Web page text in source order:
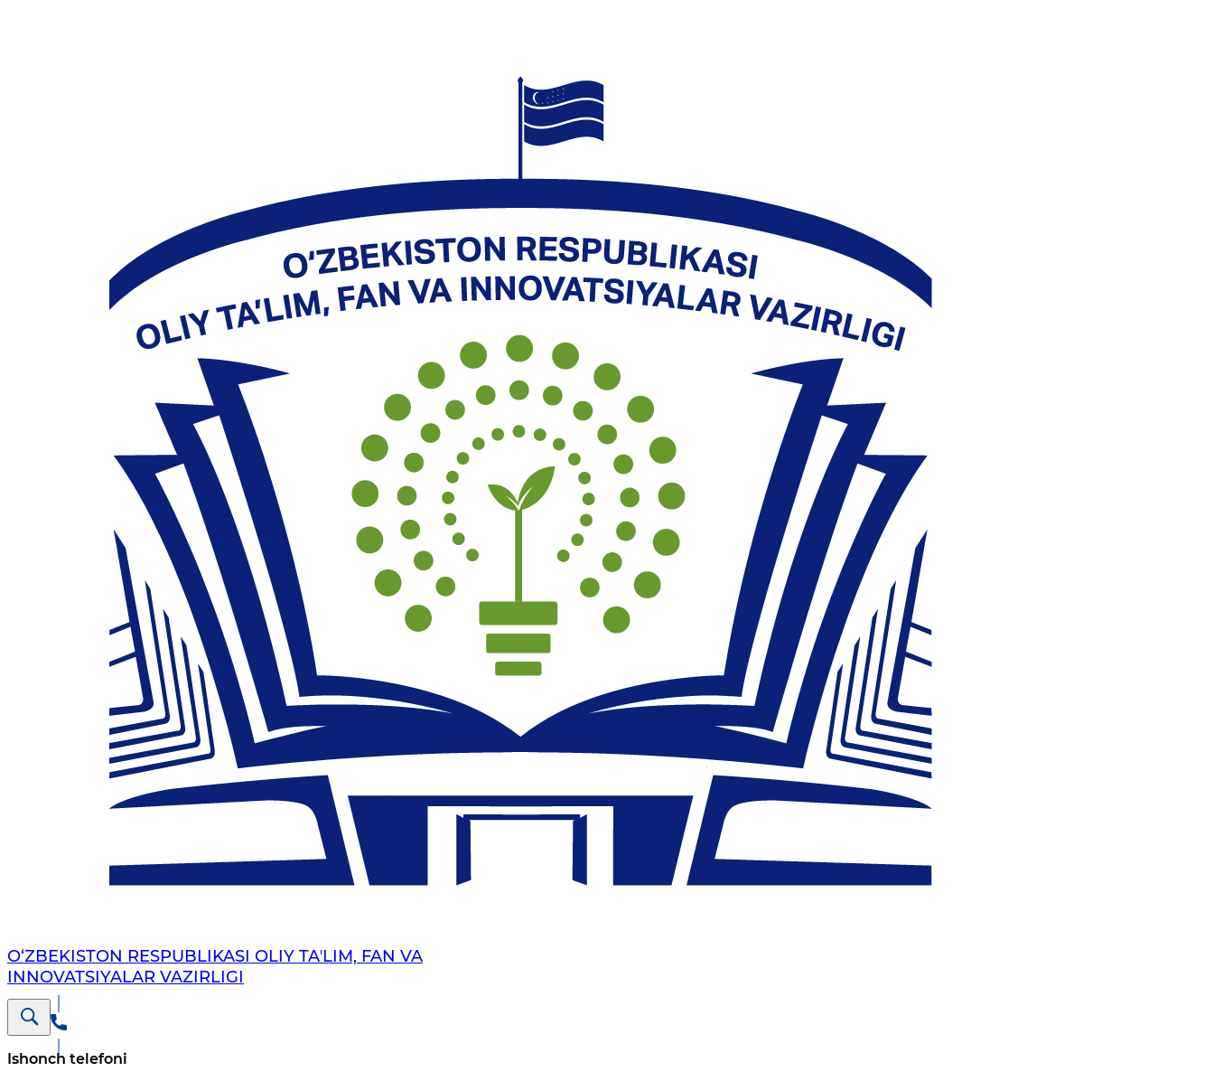
O‘ZBEKISTON RESPUBLIKASI OLIY TAʼLIM, FAN VA
INNOVATSIYALAR VAZIRLIGI
Ishonch telefoni